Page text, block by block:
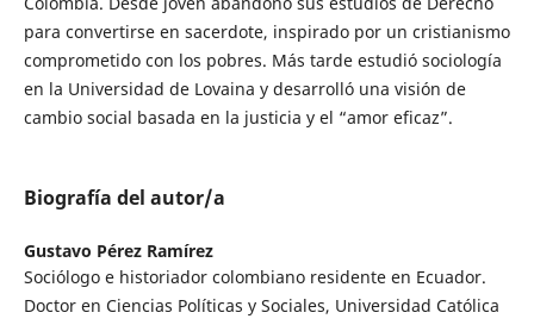
para convertirse en sacerdote, inspirado por un cristianismo
comprometido con los pobres. Más tarde estudió sociología
en la Universidad de Lovaina y desarrolló una visión de
cambio social basada en la justicia y el “amor eficaz”.
Biografía del autor/a
Gustavo Pérez Ramírez
Sociólogo e historiador colombiano residente en Ecuador.
Doctor en Ciencias Políticas y Sociales, Universidad Católica